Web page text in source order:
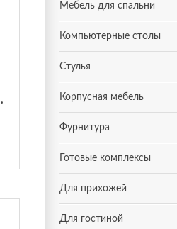
ромб
Мебель для спальни
Компьютерные столы
Стулья
Корпусная мебель
Фурнитура
Готовые комплексы
Для прихожей
Для гостиной